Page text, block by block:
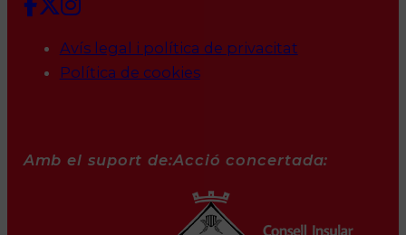
Avís legal i política de privacitat
Política de cookies
Amb el suport de:Acció concertada: